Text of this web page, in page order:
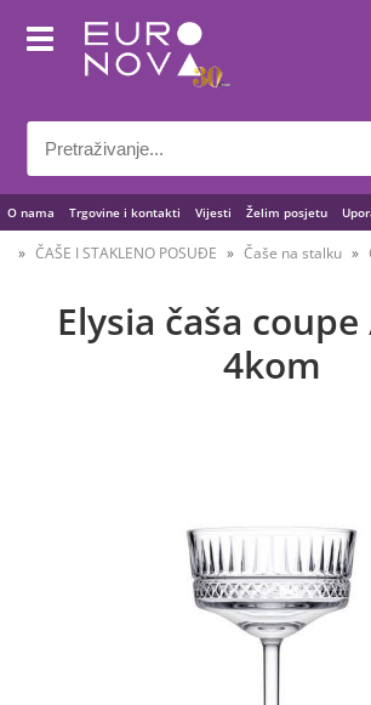
O nama Trgovine i kontakti Vijesti Želim posjetu
ČAŠE I STAKLENO POSUĐE Čaše na stalku
Elysia čaša
4kom